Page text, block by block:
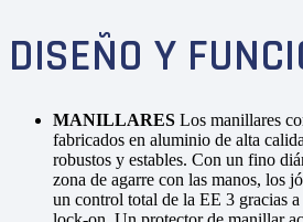
DISEÑO Y
MANILLARES Los manillares
fabricados en aluminio de alta
robustos y estables. Con un fino
zona de agarre con las manos, los
un control total de la EE 3 gracias